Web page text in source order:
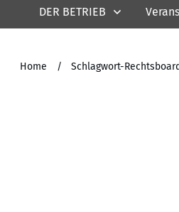
DER BETRIEB
Home / Schlagwort-